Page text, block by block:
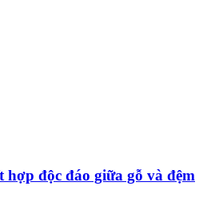
hợp độc đáo giữa gỗ và đệm